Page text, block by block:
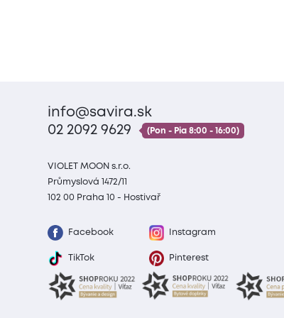
info@savira.sk
02 2092 9629
(Pon - Pia 8:00 - 16:00)
VIOLET MOON s.r.o.
Průmyslová 1472/11
102 00 Praha 10 - Hostivař
Facebook Instagram
TikTok Pinterest